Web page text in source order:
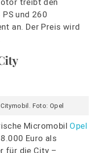
treibt den
und 260
an. Der Preis wird
Foto: Opel
Micromobil Opel
Euro als
für die City –